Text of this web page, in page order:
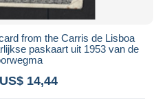
from the Carris de Lisboa
paskaart uit 1953 van de
14,44